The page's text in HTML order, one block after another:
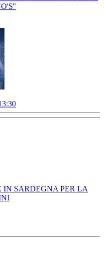
IN SARDEGNA PER LA